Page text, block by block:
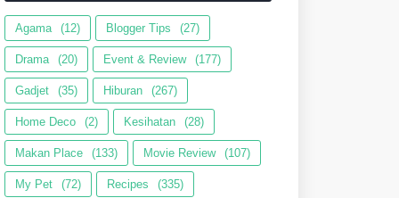
Agama (12) Blogger Tips (27)
Drama (20) Event & Review (177)
Gadjet (35) Hiburan (267)
Home Deco (2) Kesihatan (28)
Makan Place (133) Movie Review (107)
My Pet (72) Recipes (335)